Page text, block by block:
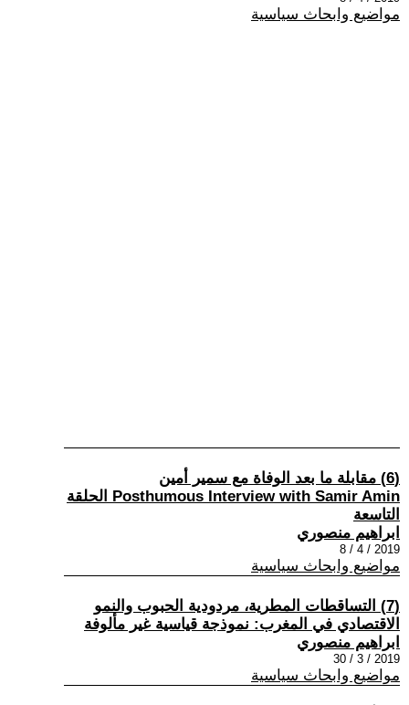
مواضيع وابحاث سياسية
(6) مقابلة ما بعد الوفاة مع سمير أمين
Posthumous Interview with Samir Amin الحلقة
التاسعة
ابراهيم منصوري
2019 / 4 / 8
مواضيع وابحاث سياسية
(7) التساقطات المطرية، مردودية الحبوب والنمو
الاقتصادي في المغرب: نموذجة قياسية غير مألوفة
ابراهيم منصوري
2019 / 3 / 30
مواضيع وابحاث سياسية